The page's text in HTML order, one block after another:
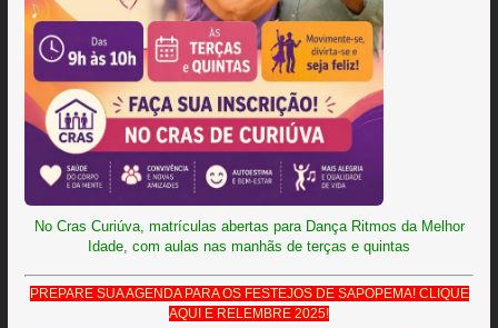
No Cras Curiúva, matrículas abertas para Dança Ritmos da Melhor
Idade, com aulas nas manhãs de terças e quintas
PREPARE SUA AGENDA PARA OS FESTEJOS DE SAPOPEMA! CLIQUE
AQUI E RELEMBRE 2025!